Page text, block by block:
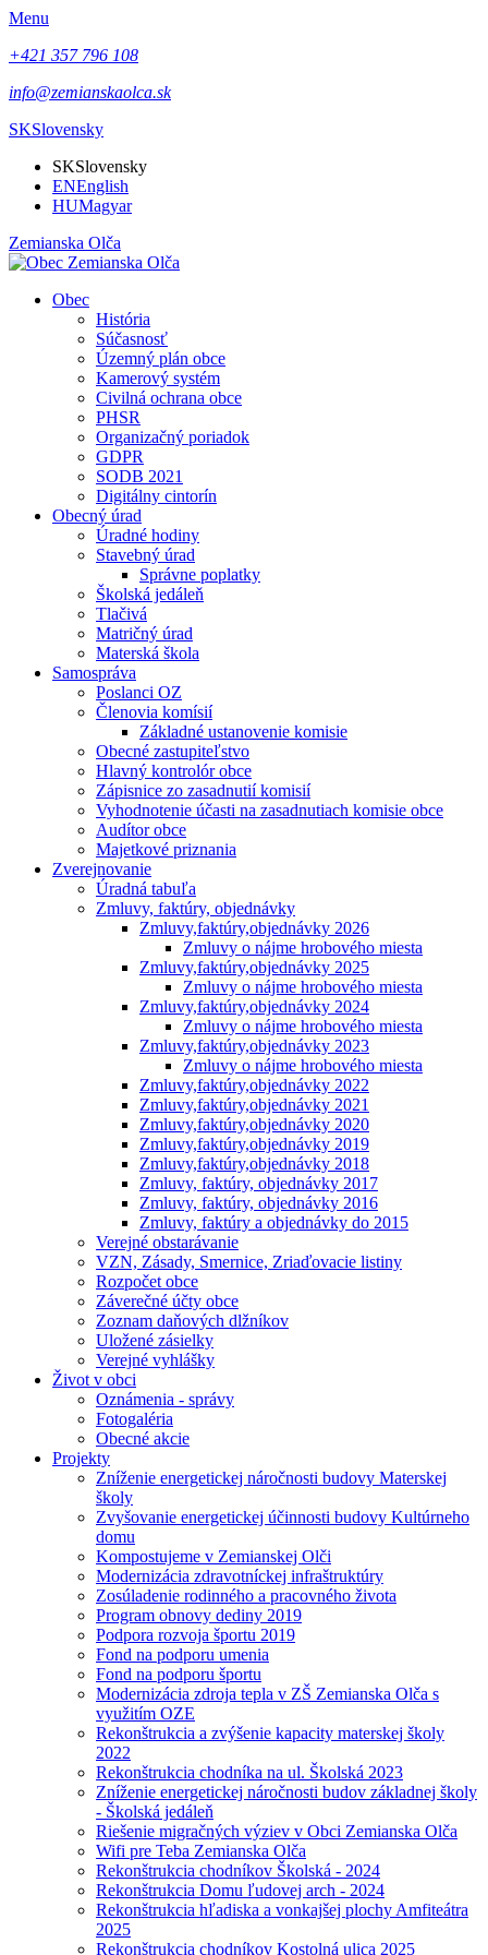
Menu
+421 357 796 108
info@zemianskaolca.sk
SKSlovensky
SKSlovensky
ENEnglish
HUMagyar
Zemianska Olča
Obec
História
Súčasnosť
Územný plán obce
Kamerový systém
Civilná ochrana obce
PHSR
Organizačný poriadok
GDPR
SODB 2021
Digitálny cintorín
Obecný úrad
Úradné hodiny
Stavebný úrad
Správne poplatky
Školská jedáleň
Tlačivá
Matričný úrad
Materská škola
Samospráva
Poslanci OZ
Členovia komísií
Základné ustanovenie komisie
Obecné zastupiteľstvo
Hlavný kontrolór obce
Zápisnice zo zasadnutií komisií
Vyhodnotenie účasti na zasadnutiach komisie obce
Audítor obce
Majetkové priznania
Zverejnovanie
Úradná tabuľa
Zmluvy, faktúry, objednávky
Zmluvy,faktúry,objednávky 2026
Zmluvy o nájme hrobového miesta
Zmluvy,faktúry,objednávky 2025
Zmluvy o nájme hrobového miesta
Zmluvy,faktúry,objednávky 2024
Zmluvy o nájme hrobového miesta
Zmluvy,faktúry,objednávky 2023
Zmluvy o nájme hrobového miesta
Zmluvy,faktúry,objednávky 2022
Zmluvy,faktúry,objednávky 2021
Zmluvy,faktúry,objednávky 2020
Zmluvy,faktúry,objednávky 2019
Zmluvy,faktúry,objednávky 2018
Zmluvy, faktúry, objednávky 2017
Zmluvy, faktúry, objednávky 2016
Zmluvy, faktúry a objednávky do 2015
Verejné obstarávanie
VZN, Zásady, Smernice, Zriaďovacie listiny
Rozpočet obce
Záverečné účty obce
Zoznam daňových dlžníkov
Uložené zásielky
Verejné vyhlášky
Život v obci
Oznámenia - správy
Fotogaléria
Obecné akcie
Projekty
Zníženie energetickej náročnosti budovy Materskej
školy
Zvyšovanie energetickej účinnosti budovy Kultúrneho
domu
Kompostujeme v Zemianskej Olči
Modernizácia zdravotníckej infraštruktúry
Zosúladenie rodinného a pracovného života
Program obnovy dediny 2019
Podpora rozvoja športu 2019
Fond na podporu umenia
Fond na podporu športu
Modernizácia zdroja tepla v ZŠ Zemianska Olča s
využitím OZE
Rekonštrukcia a zvýšenie kapacity materskej školy
2022
Rekonštrukcia chodníka na ul. Školská 2023
Zníženie energetickej náročnosti budov základnej školy
- Školská jedáleň
Riešenie migračných výziev v Obci Zemianska Olča
Wifi pre Teba Zemianska Olča
Rekonštrukcia chodníkov Školská - 2024
Rekonštrukcia Domu ľudovej arch - 2024
Rekonštrukcia hľadiska a vonkajšej plochy Amfiteátra
2025
Rekonštrukcia chodníkov Kostolná ulica 2025